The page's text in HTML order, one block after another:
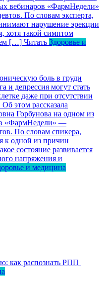
вебинаров «ФармНедели»
По словам эксперта,
нарушение эрекции
хотя такой симптом
[…] Читать Здоровье и
боль в груди
и депрессия могут стать
даже при отсутствии
этом рассказала
Горбунова на одном из
«ФармНедели» —
По словам спикера,
к одной из причин
состояние развивается
напряжения и
и медицина
как распознать РПП